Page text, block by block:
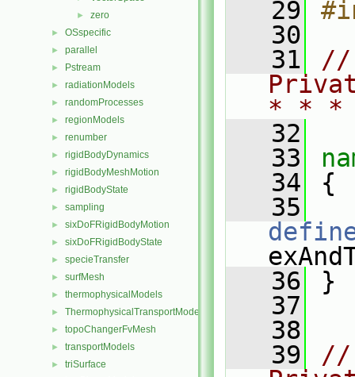
► zero
► OSspecific
► parallel
► Pstream
► radiationModels
► randomProcesses
► regionModels
► renumber
► rigidBodyDynamics
► rigidBodyMeshMotion
► rigidBodyState
► sampling
► sixDoFRigidBodyMotion
► sixDoFRigidBodyState
► specieTransfer
► surfMesh
► thermophysicalModels
► ThermophysicalTransportModels
► topoChangerFvMesh
► transportModels
► triSurface
   29
   30
   31
//
* * *
   32
   33
   34
{
   35
   36
}
   37
   38
   39
//